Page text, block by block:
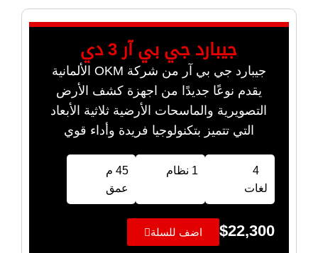
جيبارد جي بي آر 3 دي
جيبارد جي بي آر من شركة OKM الألمانية
يقدم نوعًا جديدًا من اجهزة كشف الأرض
التصويرية والماسحات الأرضية ثلاثية الأبعاد
التي تتميز بتكنولوجيا فريدة وأداء قوي
4
لغات
1 نظام
45 م
عمق
$22,300 اضف للسلة